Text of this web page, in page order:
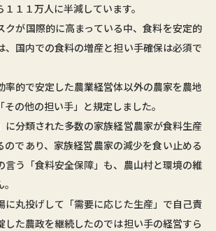
１１万人に半減しています。
が国際的に高まっている中、食料を安定的
、国内での食料の増産と担い手確保は必須で
的で安定した農業経営体以外の農家を農地
の他の担い手」と規定しました。
分類された多数の家族経営農家が食料生産
のであり、家族経営農家の減少を食い止める
言う「食料安全保障」も、農山村と環境の維
丸投げして「需要に応じた生産」で自己責
した農政を継続したのでは担い手の経営すら